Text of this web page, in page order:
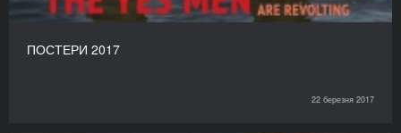
ПОСТЕРИ 2017
22 березня 2017